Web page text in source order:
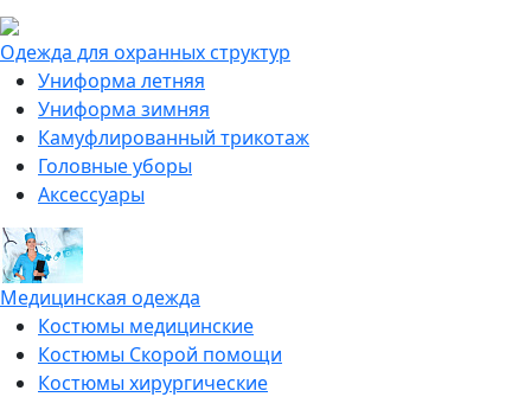
Одежда для охранных структур
Униформа летняя
Униформа зимняя
Камуфлированный трикотаж
Головные уборы
Аксессуары
Медицинская одежда
Костюмы медицинские
Костюмы Скорой помощи
Костюмы хирургические